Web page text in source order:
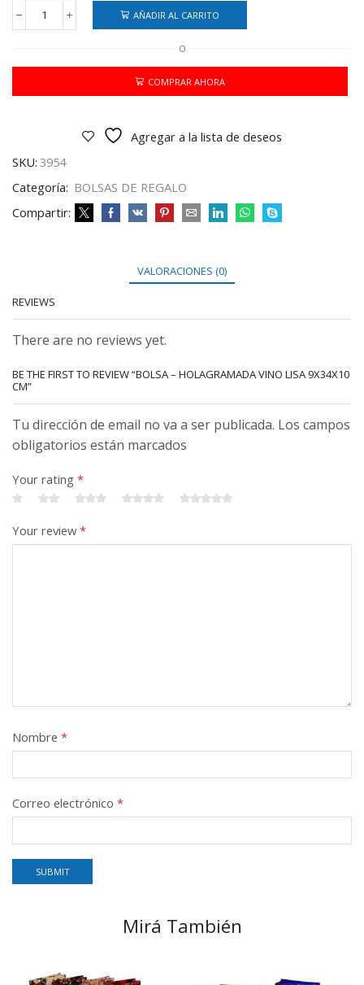
BOLSA
VINO
9X34X10
AÑADIR AL CARRITO
O
COMPRAR AHORA
Agregar a la lista de deseos
SKU: 3954
Categoría: BOLSAS DE REGALO
Compartir:
VALORACIONES (0)
REVIEWS
There are no reviews yet.
BE THE FIRST TO REVIEW “BOLSA – HOLAGRAMADA VINO LISA 9X34X10
CM”
Tu dirección de email no va a ser publicada. Los campos
obligatorios están marcados
Your rating *
Your review*
Nombre *
Correo electrónico *
Mirá También